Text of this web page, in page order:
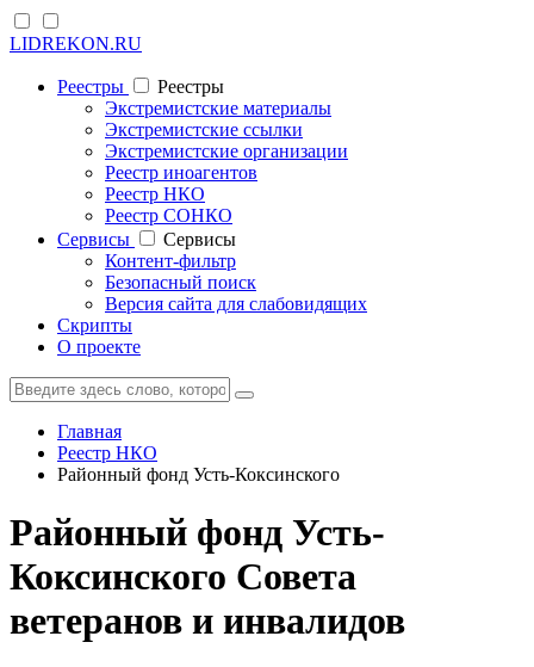
LIDREKON.RU
Реестры
Реестры
Экстремистские материалы
Экстремистские ссылки
Экстремистские организации
Реестр иноагентов
Реестр НКО
Реестр СОНКО
Cервисы
Cервисы
Контент-фильтр
Безопасный поиск
Версия сайта для слабовидящих
Скрипты
О проекте
Главная
Реестр НКО
Районный фонд Усть-Коксинского
Районный фонд Усть-
Коксинского Совета
ветеранов и инвалидов